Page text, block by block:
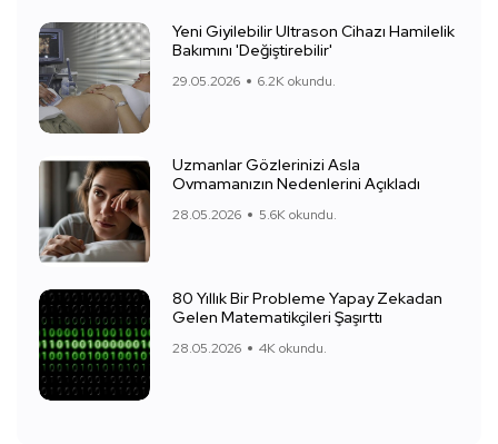
Yeni Giyilebilir Ultrason Cihazı Hamilelik
Bakımını 'Değiştirebilir'
29.05.2026 6.2K okundu.
Uzmanlar Gözlerinizi Asla
Ovmamanızın Nedenlerini Açıkladı
28.05.2026 5.6K okundu.
80 Yıllık Bir Probleme Yapay Zekadan
Gelen Matematikçileri Şaşırttı
28.05.2026 4K okundu.